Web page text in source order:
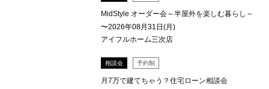
MidStyle オーダー会～半屋外を楽しむ暮らし～
〜2026年08月31日(月)
アイフルホーム三次店
相談会 予約制
月7万で建てちゃう？住宅ローン相談会